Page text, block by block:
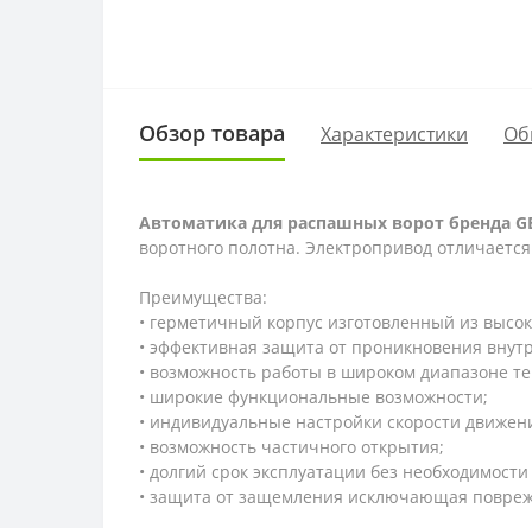
Обзор товара Характеристики
Автоматика для распашных ворот бренда
воротного полотна. Электропривод
Преимущества:
• герметичный корпус изготовленный из
• эффективная защита от проникновения
• возможность работы в широком диапазоне
• широкие функциональные возможности;
• индивидуальные настройки скорости
• возможность частичного открытия;
• долгий срок эксплуатации без
• защита от защемления исключающая